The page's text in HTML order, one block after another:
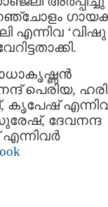
എന്നിവ ‘വിഷു
പെരിയ, ഹരി
കൃപേഷ്
ദേവനന്ദ